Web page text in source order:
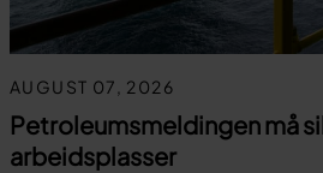
AUGUST 07, 2026
Petroleumsmeldingen må
arbeidsplasser